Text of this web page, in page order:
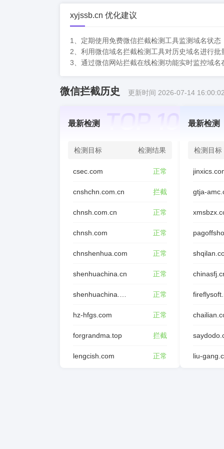
xyjssb.cn 优化建议
1、定期使用免费微信拦截检测工具监测域名状
2、利用微信域名拦截检测工具对历史域名进行
3、通过微信网站拦截在线检测功能实时监控域
微信拦截历史 更新时间 2026-07-14
最新检测
检测目标 检测结果
csec.com 正常
cnshchn.com.cn 拦截
chnsh.com.cn 正常
chnsh.com 正常
chnshenhua.com 正常
shenhuachina.cn 正常
正常
hz-hfgs.com 正常
forgrandma.top 拦截
lengcish.com 正常
最新检测
检测目标
gtja-
liu-